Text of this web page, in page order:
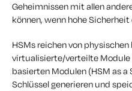
Geheimnissen mit allen
können, wenn hohe
HSMs reichen von
virtualisierte/verteilte Module
basierten Modulen (HSM as
Schlüssel generieren und